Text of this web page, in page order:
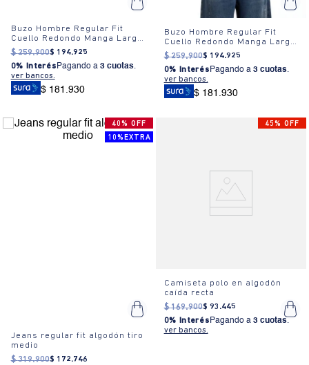
Buzo Hombre Regular Fit
Cuello Redondo Manga Larga
Algodón
$ 259.900$ 194.925
0% Interés Pagando a 3 cuotas.
ver bancos.
$ 181.930
Buzo Hombre Regular Fit
Cuello Redondo Manga Larga
Algodón
$ 259.900$ 194.925
0% Interés Pagando a 3 cuotas.
ver bancos.
$ 181.930
40% OFF
10%EXTRA
Jeans regular fit algodón tiro
medio
$ 319.900$ 172.746
45% OFF
Camiseta polo en algodón
caída recta
$ 169.900$ 93 .445
0% Interés Pagando a 3 cuotas.
ver bancos.